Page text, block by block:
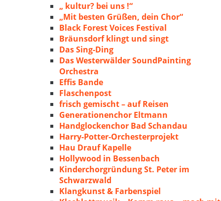
„ kultur? bei uns !“
„Mit besten Grüßen, dein Chor“
Black Forest Voices Festival
Bräunsdorf klingt und singt
Das Sing-Ding
Das Westerwälder SoundPainting
Orchestra
Effis Bande
Flaschenpost
frisch gemischt – auf Reisen
Generationenchor Eltmann
Handglockenchor Bad Schandau
Harry-Potter-Orchesterprojekt
Hau Drauf Kapelle
Hollywood in Bessenbach
Kinderchorgründung St. Peter im
Schwarzwald
Klangkunst & Farbenspiel